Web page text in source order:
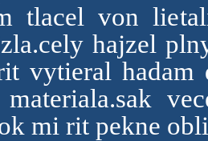
tlacel von
hajzel
vytieral hadam
materiala.sak
mi rit pekne